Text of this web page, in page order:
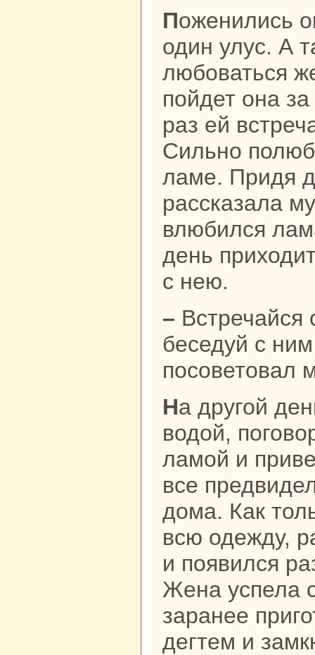
Поженились они и переехали в
один улус. А
любоваться
пойдет онa
paз ей
Сильно
ламе. Придя
paссказала
влюбился
день
с нею.
– Встречайся с ламой. При встрече
беседуй с
посоветовал
На другой день женa пошла за
водой,
ламой и
все
дома. Как
всю одежду,
и появился
Женa успела
заpaнее
дегтем и